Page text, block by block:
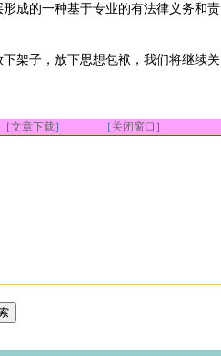
成的一种基于专业的有法律义务和责
架子，放下思想包袱，我们将继续关
文章下载］ ［ 关闭窗口 ］